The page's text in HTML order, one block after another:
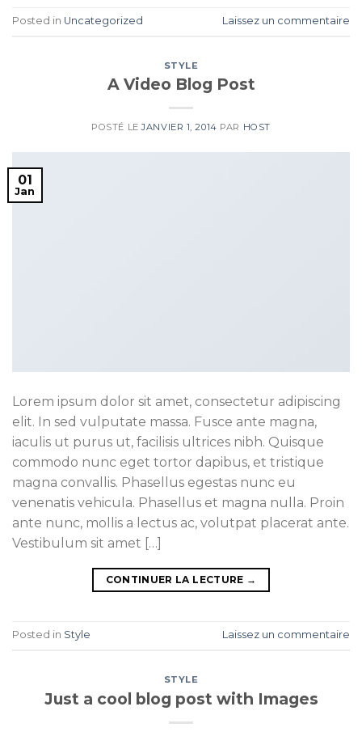
Posted in Uncategorized Laissez un commentaire
STYLE
A Video Blog Post
POSTÉ LEJANVIER 1, 2014 PAR HOST
01
Jan
Lorem ipsum dolor sit amet, consectetur adipiscing
elit. In sed vulputate massa. Fusce ante magna,
iaculis ut purus ut, facilisis ultrices nibh. Quisque
commodo nunc eget tortor dapibus, et tristique
magna convallis. Phasellus egestas nunc eu
venenatis vehicula. Phasellus et magna nulla. Proin
ante nunc, mollis a lectus ac, volutpat placerat ante.
Vestibulum sit amet […]
CONTINUER LA LECTURE →
Posted in Style Laissez un commentaire
STYLE
Just a cool blog post with Images